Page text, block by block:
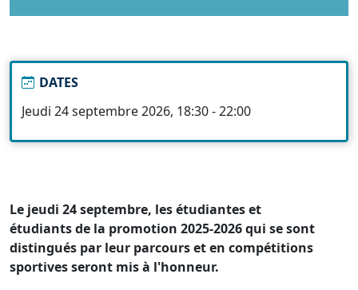
Le jeudi 24 septembre, les étudiantes et
étudiants de la promotion 2025-2026 qui se sont
distingués par leur parcours et en compétitions
sportives seront mis à l'honneur.
DATES
Jeudi 24 septembre 2026, 18:30 - 22:00